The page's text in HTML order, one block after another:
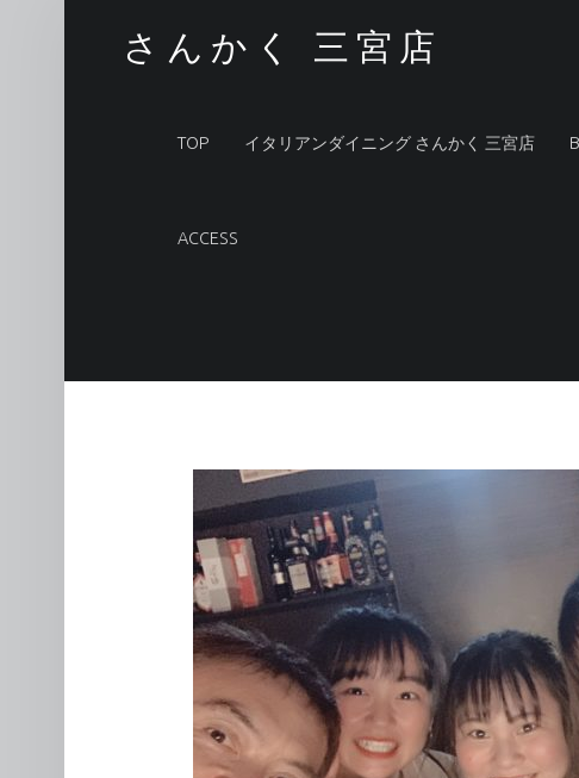
さんかく 三宮店
TOP イタリアンダイニング さんかく 三宮店
ACCESS